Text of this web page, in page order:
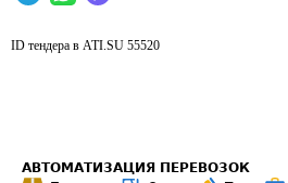
ID тендера в ATI.SU 55520
АВТОМАТИЗАЦИЯ ПЕРЕВОЗОК